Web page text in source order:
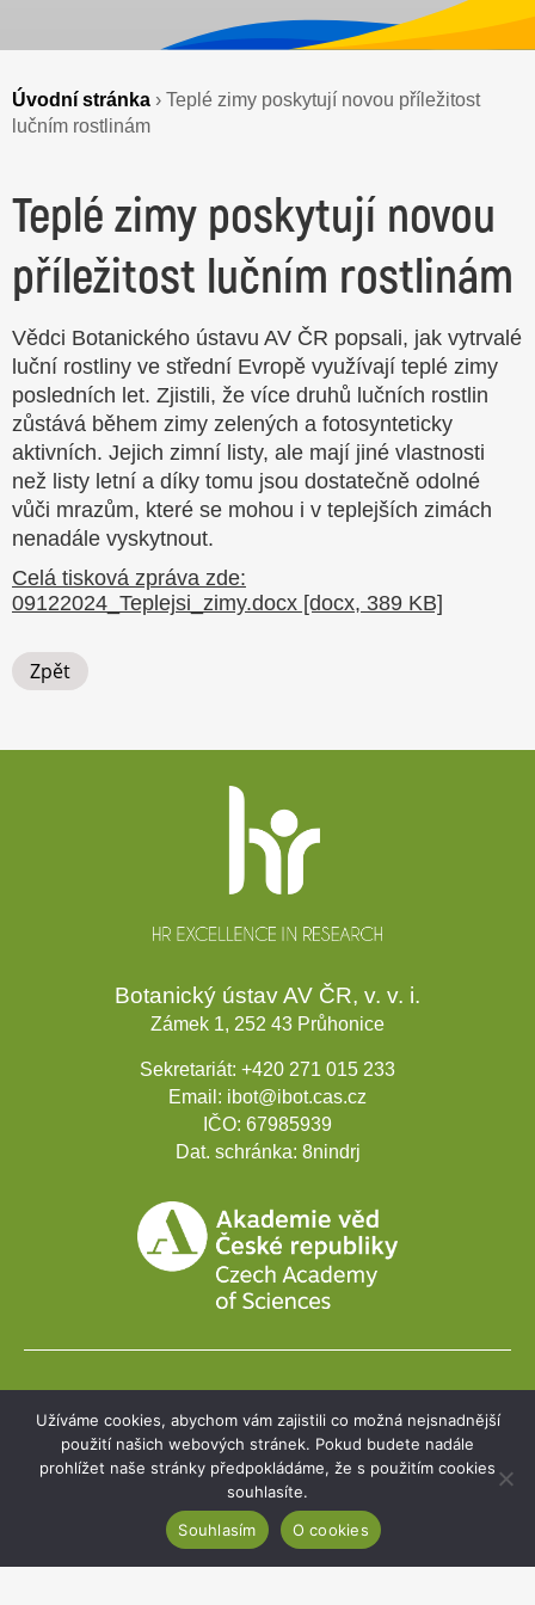
Úvodní stránka › Teplé zimy poskytují novou příležitost
lučním rostlinám
Teplé zimy poskytují novou
příležitost lučním rostlinám
Vědci Botanického ústavu AV ČR popsali, jak vytrvalé
luční rostliny ve střední Evropě využívají teplé zimy
posledních let. Zjistili, že více druhů lučních rostlin
zůstává během zimy zelených a fotosynteticky
aktivních. Jejich zimní listy, ale mají jiné vlastnosti
než listy letní a díky tomu jsou dostatečně odolné
vůči mrazům, které se mohou i v teplejších zimách
nenadále vyskytnout.
Celá tisková zpráva zde:
09122024_Teplejsi_zimy.docx [docx, 389 KB]
Zpět
Botanický ústav AV ČR, v. v. i.
Zámek 1, 252 43 Průhonice
Sekretariát: +420 271 015 233
Email: ibot@ibot.cas.cz
IČO: 67985939
Dat. schránka: 8nindrj
Webmail
Intranet
Cookies
Užíváme cookies, abychom vám zajistili co možná nejsnadnější
použití našich webových stránek. Pokud budete nadále
prohlížet naše stránky předpokládáme, že s použitím cookies
souhlasíte.
Souhlasím
O cookies